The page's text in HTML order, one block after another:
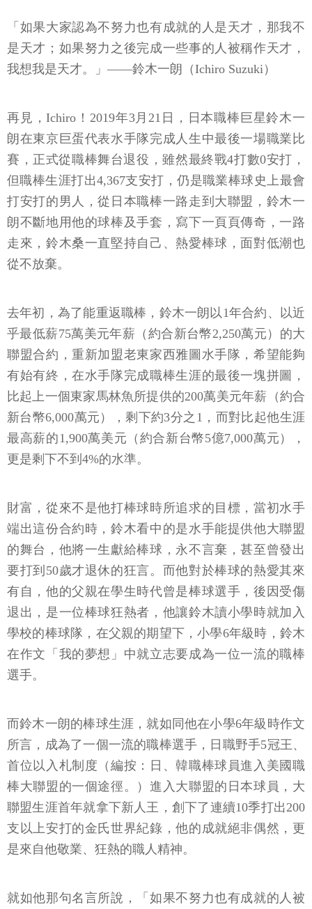
「如果大家認為不努力也有成就的人是天才，那我不
是天才；如果努力之後完成一些事的人被稱作天才，
我想我是天才。」——鈴木一朗（Ichiro Suzuki）
再見，Ichiro！2019年3月21日，日本職棒巨星鈴木一
朗在東京巨蛋代表水手隊完成人生中最後一場職業比
賽，正式從職棒舞台退役，雖然最終戰4打數0安打，
但職棒生涯打出4,367支安打，仍是職業棒球史上最會
打安打的男人，從日本職棒一路走到大聯盟，鈴木一
朗不斷地用他的球棒及手套，寫下一頁頁傳奇，一路
走來，鈴木桑一直堅持自己、熱愛棒球，面對低潮也
從不放棄。
去年初，為了能重返職棒，鈴木一朗以1年合約、以近
乎最低薪75萬美元年薪（約合新台幣2,250萬元）的大
聯盟合約，重新加盟老東家西雅圖水手隊，希望能夠
有始有終，在水手隊完成職棒生涯的最後一塊拼圖，
比起上一個東家馬林魚所提供的200萬美元年薪（約合
新台幣6,000萬元），剩下約3分之1，而對比起他生涯
最高薪的1,900萬美元（約合新台幣5億7,000萬元），
更是剩下不到4%的水準。
財富，從來不是他打棒球時所追求的目標，當初水手
端出這份合約時，鈴木看中的是水手能提供他大聯盟
的舞台，他將一生獻給棒球，永不言棄，甚至曾發出
要打到50歲才退休的狂言。而他對於棒球的熱愛其來
有自，他的父親在學生時代曾是棒球選手，後因受傷
退出，是一位棒球狂熱者，他讓鈴木讀小學時就加入
學校的棒球隊，在父親的期望下，小學6年級時，鈴木
在作文「我的夢想」中就立志要成為一位一流的職棒
選手。
而鈴木一朗的棒球生涯，就如同他在小學6年級時作文
所言，成為了一個一流的職棒選手，日職野手5冠王、
首位以入札制度（編按：日、韓職棒球員進入美國職
棒大聯盟的一個途徑。）進入大聯盟的日本球員，大
聯盟生涯首年就拿下新人王，創下了連續10季打出200
支以上安打的金氏世界紀錄，他的成就絕非偶然，更
是來自他敬業、狂熱的職人精神。
就如他那句名言所說，「如果不努力也有成就的人被